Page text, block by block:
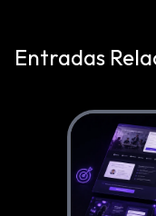
Entradas